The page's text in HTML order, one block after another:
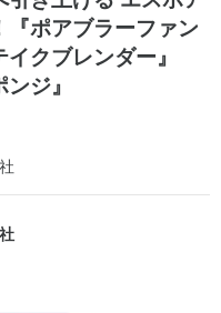
ポアブラーファン
クブレンダー』
ジ』